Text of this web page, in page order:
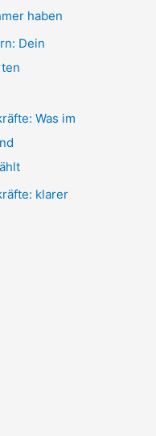
haben
Dein
Was im
klarer